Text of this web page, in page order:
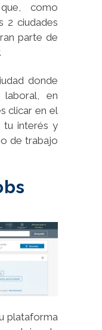
como
2 ciudades
parte de
donde
laboral, en
clicar en el
tu interés y
de trabajo
plataforma